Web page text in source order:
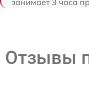
занимает 3 часа
Отзывы